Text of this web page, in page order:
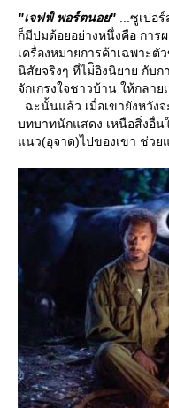
"เจฟฟ์ พอร์ตนอย" ...ซูเปอ
ก็มีปมด้อยอย่างหนึ่งคือ การ
เครื่องหมายการค้าเฉพาะตั
นิสัยจริงๆ ที่ไม่ิอิงนิยาย กับ
จักเกรงใจชาวบ้าน ให้กลา
..ฉะนั้นแล้ว เมื่อเขายังหวัง
บทบาทนักแสดง เหนือสิ่งอื่น
นว(อุจาด)ไปของเขา ช่วยแ